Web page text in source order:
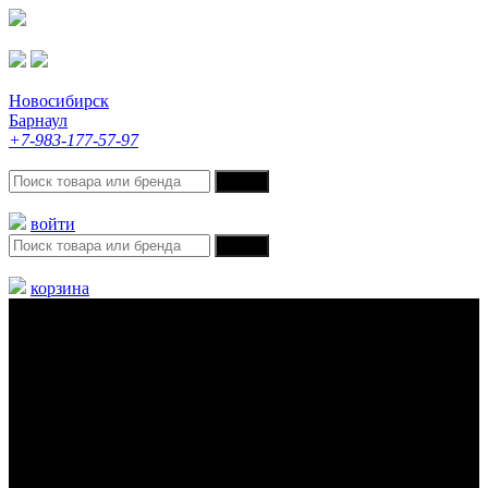
Новосибирск
Барнаул
+7-983-177-57-97
войти
корзина